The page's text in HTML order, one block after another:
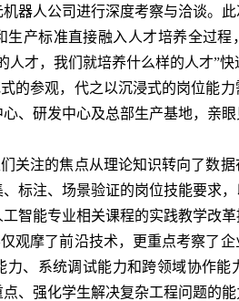
机器人公司进行深度考察与洽谈。
生产标准直接融入人才培养全过程
人才，我们就培养什么样的人才”快
的参观，代之以沉浸式的岗位能
、研发中心及总部生产基地，亲
关注的焦点从理论知识转向了数
标注、场景验证的岗位技能要求
智能专业相关课程的实践教学改革
观摩了前沿技术，更重点考察了
力、系统调试能力和跨领域协作能
、强化学生解决复杂工程问题的能